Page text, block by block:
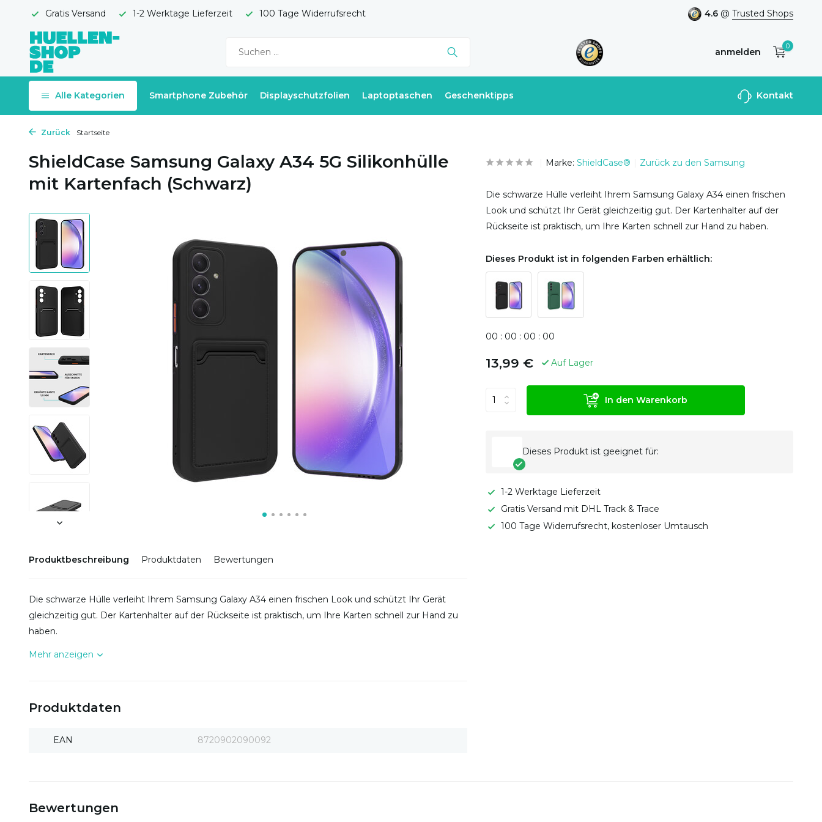
Gratis Versand 1-2 Werktage Lieferzeit 100 Tage Widerrufsrecht 4.6 @ Trusted Shops
anmelden
Benutzerkonto
0
Alle Kategorien Smartphone Zubehör Displayschutzfolien Laptoptaschen Geschenktipps Kontakt
Zurück Startseite
ShieldCase Samsung Galaxy A34 5G Silikonhülle
mit Kartenfach (Schwarz)
Produktbeschreibung Produktdaten Bewertungen
Die schwarze Hülle verleiht Ihrem Samsung Galaxy A34 einen frischen Look und schützt Ihr Gerät
gleichzeitig gut. Der Kartenhalter auf der Rückseite ist praktisch, um Ihre Karten schnell zur Hand zu
haben.
Mehr anzeigen
Produktdaten
EAN 8720902090092
Marke: ShieldCase® Zurück zu den Samsung
Die schwarze Hülle verleiht Ihrem Samsung Galaxy A34 einen frischen
Look und schützt Ihr Gerät gleichzeitig gut. Der Kartenhalter auf der
Rückseite ist praktisch, um Ihre Karten schnell zur Hand zu haben.
Dieses Produkt ist in folgenden Farben erhältlich:
00 : 00 : 00 : 00
13,99 € Auf Lager
In den Warenkorb
Dieses Produkt ist geeignet für:
1-2 Werktage Lieferzeit
Gratis Versand mit DHL Track & Trace
100 Tage Widerrufsrecht, kostenloser Umtausch
Bewertungen